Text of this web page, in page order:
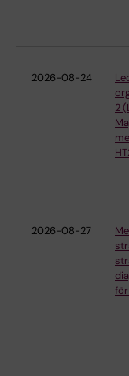
2026-08-24
2
2026-08-27
för